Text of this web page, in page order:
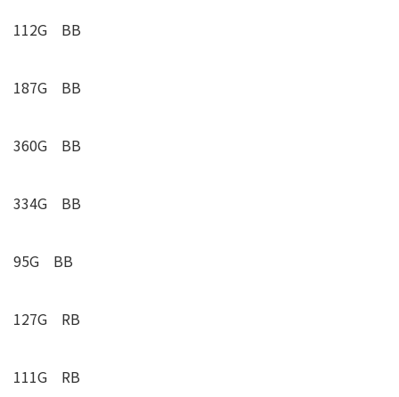
112G BB
187G BB
360G BB
334G BB
95G BB
127G RB
111G RB